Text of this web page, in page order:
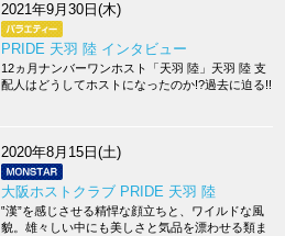
2021年9月30日(木)
PRIDE 天羽 陸 インタビュー
12ヵ月ナンバーワンホスト「天羽 陸」天羽 陸 支
配人はどうしてホストになったのか!?過去に迫る!!
2020年8月15日(土)
大阪ホストクラブ PRIDE 天羽 陸
‟漢”を感じさせる精悍な顔立ちと、ワイルドな風
貌。雄々しい中にも美しさと気品を漂わせる類ま